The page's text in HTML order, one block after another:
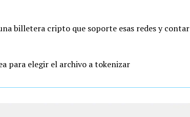
billetera cripto que soporte esas redes y contar
para elegir el archivo a tokenizar